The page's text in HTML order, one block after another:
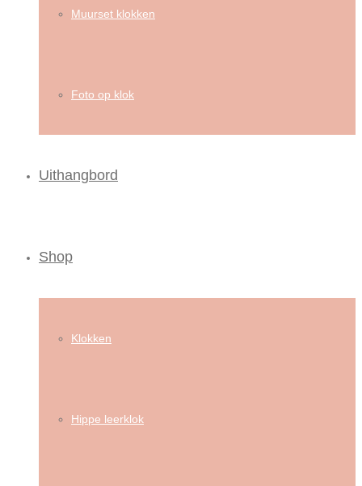
Muurset klokken
Foto op klok
Uithangbord
Shop
Klokken
Hippe leerklok